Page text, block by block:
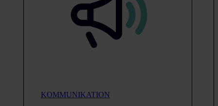
KOMMUNIKATION